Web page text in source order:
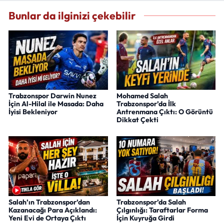
Bunlar da ilginizi çekebilir
Trabzonspor Darwin Nunez
İçin Al-Hilal ile Masada: Daha
İyisi Bekleniyor
Mohamed Salah
Trabzonspor’da İlk
Antrenmana Çıktı: O Görüntü
Dikkat Çekti
Salah’ın Trabzonspor’dan
Kazanacağı Para Açıklandı:
Yeni Evi de Ortaya Çıktı
Trabzonspor’da Salah
Çılgınlığı: Taraftarlar Forma
İçin Kuyruğa Girdi